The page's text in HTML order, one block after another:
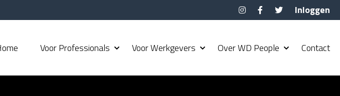
Inloggen
Voor Professionals Voor Werkgevers Over WD People Contact